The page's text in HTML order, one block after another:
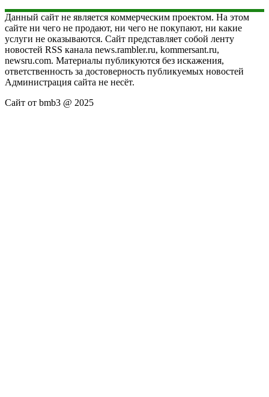
Данный сайт не является коммерческим проектом. На этом
сайте ни чего не продают, ни чего не покупают, ни какие
услуги не оказываются. Сайт представляет собой ленту
новостей RSS канала news.rambler.ru, kommersant.ru,
newsru.com. Материалы публикуются без искажения,
ответственность за достоверность публикуемых новостей
Администрация сайта не несёт.
Сайт от bmb3 @ 2025